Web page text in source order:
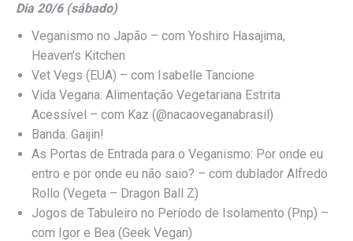
Dia 20/6 (sábado)
Veganismo no Japão – com Yoshiro Hasajima,
Heaven’s Kitchen
Vet Vegs (EUA) – com Isabelle Tancione
Vida Vegana: Alimentação Vegetariana Estrita
Acessível – com Kaz (@nacaoveganabrasil)
Banda: Gaijin!
As Portas de Entrada para o Veganismo: Por onde eu
entro e por onde eu não saio? – com dublador Alfredo
Rollo (Vegeta – Dragon Ball Z)
Jogos de Tabuleiro no Período de Isolamento (Pnp) –
com Igor e Bea (Geek Vegan)